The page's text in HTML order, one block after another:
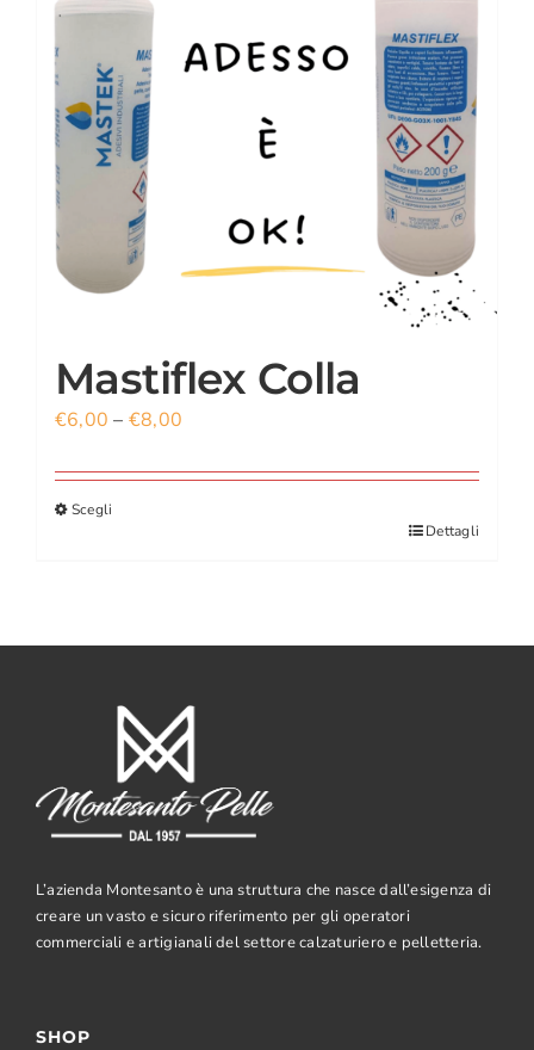
CARRELLO
ACCOUNT
Mastiflex Colla
€6,00 – €8,00
Scegli
Dettagli
L’azienda Montesanto è una struttura che nasce dall’esigenza di
creare un vasto e sicuro riferimento per gli operatori
commerciali e artigianali del settore calzaturiero e pelletteria.
SHOP